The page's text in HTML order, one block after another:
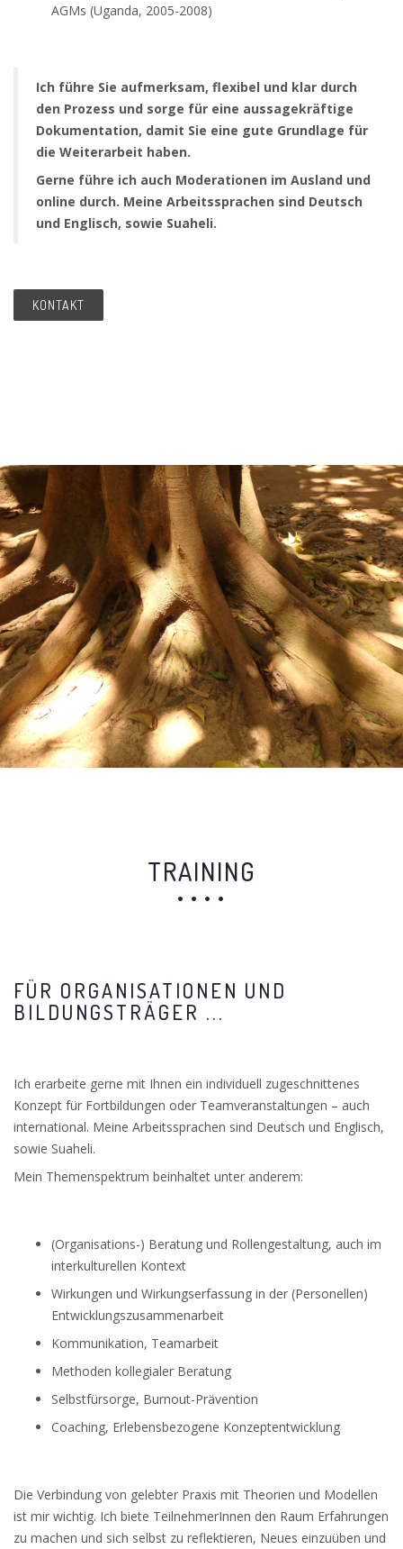
AGMs (Uganda, 2005-2008)
Ich führe Sie aufmerksam, flexibel und klar durch
den Prozess und sorge für eine aussagekräftige
Dokumentation, damit Sie eine gute Grundlage für
die Weiterarbeit haben.
Gerne führe ich auch Moderationen im Ausland und
online durch. Meine Arbeitssprachen sind Deutsch
und Englisch, sowie Suaheli.
KONTAKT
TRAINING
FÜR ORGANISATIONEN UND
BILDUNGSTRÄGER ...
Ich erarbeite gerne mit Ihnen ein individuell zugeschnittenes
Konzept für Fortbildungen oder Teamveranstaltungen – auch
international. Meine Arbeitssprachen sind Deutsch und Englisch,
sowie Suaheli.
Mein Themenspektrum beinhaltet unter anderem:
(Organisations-) Beratung und Rollengestaltung, auch im
interkulturellen Kontext
Wirkungen und Wirkungserfassung in der (Personellen)
Entwicklungszusammenarbeit
Kommunikation, Teamarbeit
Methoden kollegialer Beratung
Selbstfürsorge, Burnout-Prävention
Coaching, Erlebensbezogene Konzeptentwicklung
Die Verbindung von gelebter Praxis mit Theorien und Modellen
ist mir wichtig. Ich biete TeilnehmerInnen den Raum Erfahrungen
zu machen und sich selbst zu reflektieren, Neues einzuüben und